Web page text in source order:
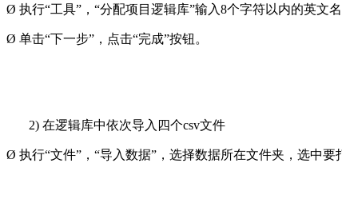
Ø 执行“工具”，“分配项目逻辑库”输入8个字符以内的英文
Ø 单击“下一步”，点击“完成”按钮。
2) 在逻辑库中依次导入四个csv文件
Ø 执行“文件”，“导入数据”，选择数据所在文件夹，选中要